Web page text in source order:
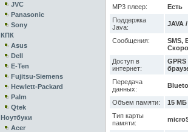
JVC
Panasonic
Sony
КПК
Asus
Dell
E-Ten
Fujitsu-Siemens
Hewlett-Packard
Palm
Qtek
Ноутбуки
Acer
MP3 плеер:
Есть
Поддержка
Java:
JAVA
Сообщения:
SMS,
Доступ в
интернет:
GPRS
Передача
данных:
Объем памяти:
15 МБ
Тип карты
памяти: